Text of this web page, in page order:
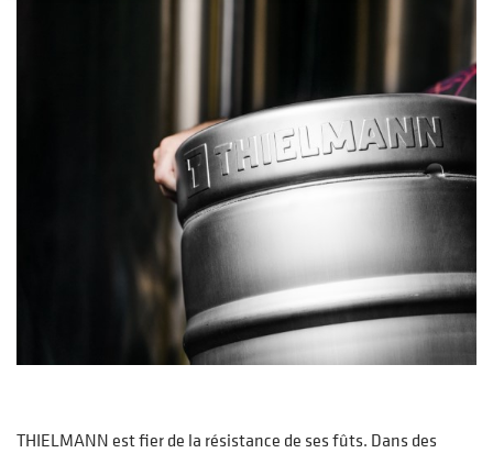
THIELMANN est fier de la résistance de ses fûts. Dans des